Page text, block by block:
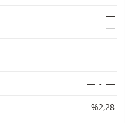
―
―
―
―
― - ―
%2,28